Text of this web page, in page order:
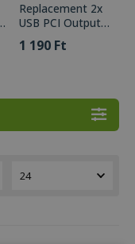
Replacement 2x
USB PCI Output
from Internal
Connector
1 190 Ft